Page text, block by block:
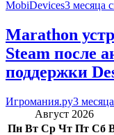
MobiDevices3 месяца
Marathon
Steam после
поддержки
Игромания.ру3
Август 2026
Пн Вт Ср Чт Пт Сб